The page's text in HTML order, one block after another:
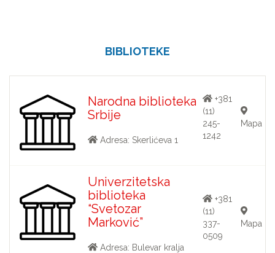
BIBLIOTEKE
Narodna biblioteka
Srbije
Adresa: Skerlićeva 1
+381
(11)
245-
1242
Mapa
Univerzitetska
biblioteka
“Svetozar
Marković”
Adresa: Bulevar kralja
+381
(11)
337-
0509
Mapa